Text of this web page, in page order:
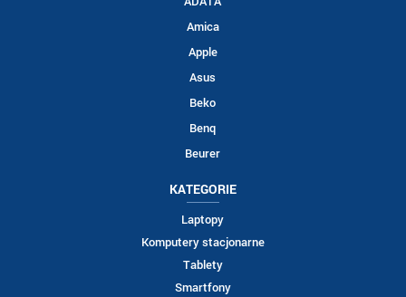
Amica
Apple
Asus
Beko
Benq
Beurer
KATEGORIE
Laptopy
Komputery stacjonarne
Tablety
Smartfony